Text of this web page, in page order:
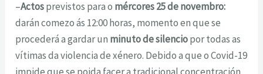
–Actosprevistos para o mércores 25 de novembro:
darán comezo ás 12:00 horas, momento en que se
procederá a gardar un minuto de silenciopor todas as
vítimas da violencia de xénero. Debido a que o Covid-19